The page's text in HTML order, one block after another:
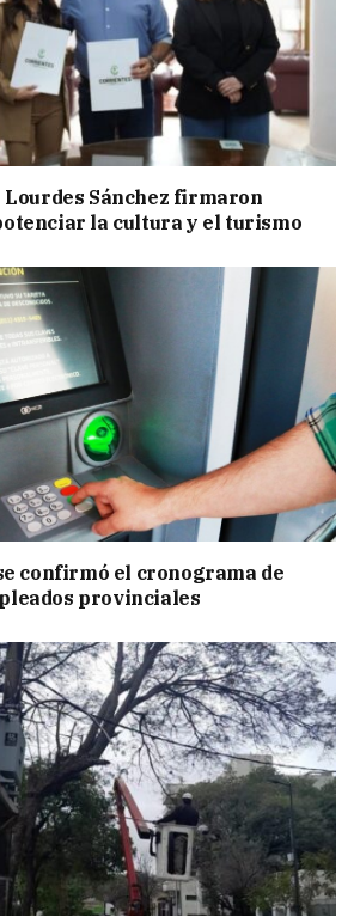
Lourdes Sánchez firmaron
la cultura y el turismo
confirmó el cronograma de
provinciales